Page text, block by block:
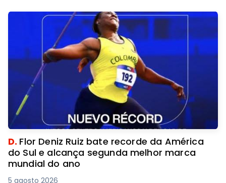
D. Flor Deniz Ruiz bate recorde da América
do Sul e alcança segunda melhor marca
mundial do ano
5 agosto 2026